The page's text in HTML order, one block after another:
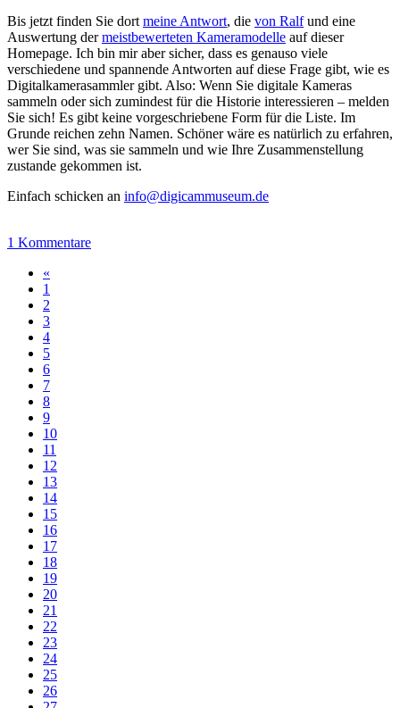
Bis jetzt finden Sie dort meine Antwort, die von Ralfund eine
Auswertung dermeistbewerteten Kameramodelle auf dieser
Homepage. Ich bin mir aber sicher, dass es genauso viele
verschiedene und spannende Antworten auf diese Frage gibt, wie es
Digitalkamerasammler gibt. Also: Wenn Sie digitale Kameras
sammeln oder sich zumindest für die Historie interessieren – melden
Sie sich! Es gibt keine vorgeschriebene Form für die Liste. Im
Grunde reichen zehn Namen. Schöner wäre es natürlich zu erfahren,
wer Sie sind, was sie sammeln und wie Ihre Zusammenstellung
zustande gekommen ist.
Einfach schicken an info@digicammuseum.de
1 Kommentare
«
1
2
3
4
5
6
7
8
9
10
11
12
13
14
15
16
17
18
19
20
21
22
23
24
25
26